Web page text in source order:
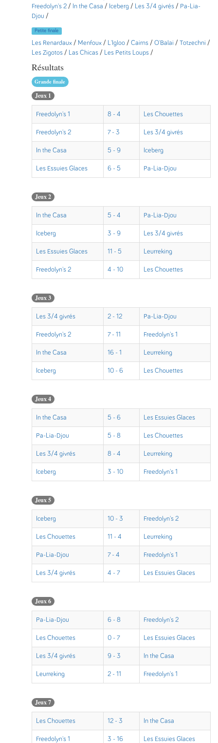
Freedolyn's 2 / In the Casa / Iceberg / Les 3/4 givrés / Pa-Lia-
Djou /
Petite finale
Les Renardaux / Menfoux / L'Igloo / Cairns / O'Balai / Totzechni /
Les Zigotos / Las Chicas / Les Petits Loups /
Résultats
Grande finale
Jeux 1
Freedolyn's 1 8 - 4 Les Chouettes
Freedolyn's 2 7 - 3 Les 3/4 givrés
In the Casa 5 - 9 Iceberg
Les Essuies Glaces 6 - 5 Pa-Lia-Djou
Jeux 2
In the Casa 5 - 4 Pa-Lia-Djou
Iceberg 3 - 9 Les 3/4 givrés
Les Essuies Glaces 11 - 5 Leurreking
Freedolyn's 2 4 - 10 Les Chouettes
Jeux 3
Les 3/4 givrés 2 - 12 Pa-Lia-Djou
Freedolyn's 2 7 - 11 Freedolyn's 1
In the Casa 16 - 1 Leurreking
Iceberg 10 - 6 Les Chouettes
Jeux 4
In the Casa 5 - 6 Les Essuies Glaces
Pa-Lia-Djou 5 - 8 Les Chouettes
Les 3/4 givrés 8 - 4 Leurreking
Iceberg 3 - 10 Freedolyn's 1
Jeux 5
Iceberg 10 - 3 Freedolyn's 2
Les Chouettes 11 - 4 Leurreking
Pa-Lia-Djou 7 - 4 Freedolyn's 1
Les 3/4 givrés 4 - 7 Les Essuies Glaces
Jeux 6
Pa-Lia-Djou 6 - 8 Freedolyn's 2
Les Chouettes 0 - 7 Les Essuies Glaces
Les 3/4 givrés 9 - 3 In the Casa
Leurreking 2 - 11 Freedolyn's 1
Jeux 7
Les Chouettes 12 - 3 In the Casa
Freedolyn's 1 3 - 16 Les Essuies Glaces